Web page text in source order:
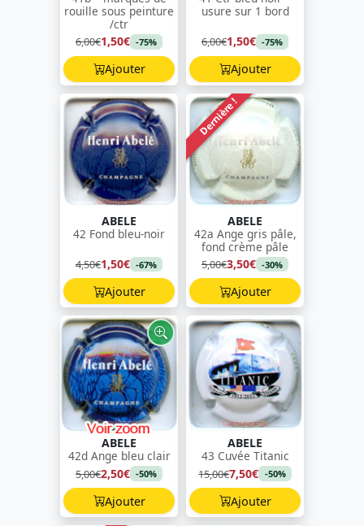
rouille sous peinture
/ctr
6,00€1,50€ -75%
Ajouter
usure sur 1 bord
6,00€1,50€ -75%
Ajouter
ABELE
42 Fond bleu-noir
4,50€1,50€ -67%
Ajouter
Dernière !
ABELE
42a Ange gris pâle,
fond crème pâle
5,00€3,50€ -30%
Ajouter
ABELE
42d Ange bleu clair
5,00€2,50€ -50%
Ajouter
ABELE
43 Cuvée Titanic
15,00€7,50€ -50%
Ajouter